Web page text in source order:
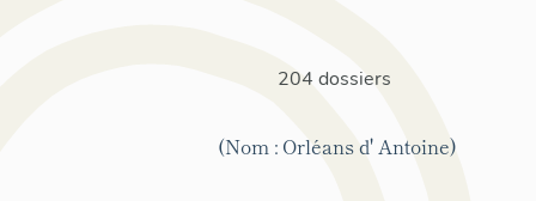
204 dossiers
(Nom : Orléans d' Antoine)